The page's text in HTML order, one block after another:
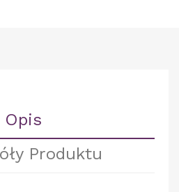
Opis
Produktu